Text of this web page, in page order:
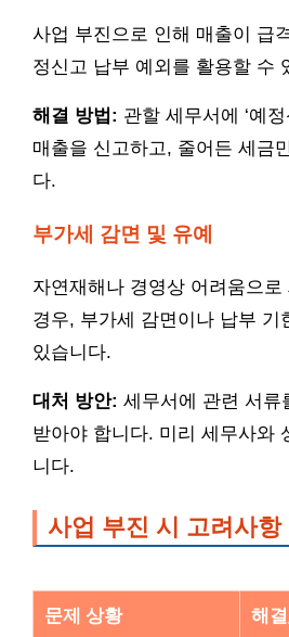
사업 부진으로 인해 매출이 급
정신고 납부 예외를 활용할 수
해결 방법: 관할 세무서에 ‘예정
매출을 신고하고, 줄어든 세금
다.
부가세 감면 및 유예
자연재해나 경영상 어려움으
경우, 부가세 감면이나 납부 기
있습니다.
대처 방안: 세무서에 관련 서류
받아야 합니다. 미리 세무사와
니다.
사업 부진 시 고려사항
문제 상황 해